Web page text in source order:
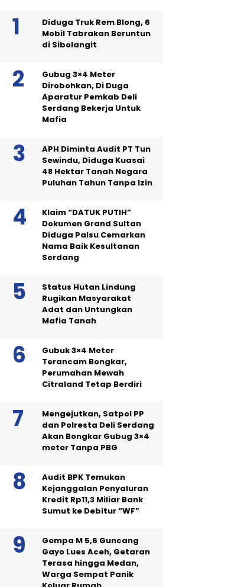
Diduga Truk Rem Blong, 6
Mobil Tabrakan Beruntun
di Sibolangit
Gubug 3×4 Meter
Dirobohkan, Di Duga
Aparatur Pemkab Deli
Serdang Bekerja Untuk
Mafia
APH Diminta Audit PT Tun
Sewindu, Diduga Kuasai
48 Hektar Tanah Negara
Puluhan Tahun Tanpa Izin
Klaim “DATUK PUTIH”
Dokumen Grand Sultan
Diduga Palsu Cemarkan
Nama Baik Kesultanan
Serdang
Status Hutan Lindung
Rugikan Masyarakat
Adat dan Untungkan
Mafia Tanah
Gubuk 3×4 Meter
Terancam Bongkar,
Perumahan Mewah
Citraland Tetap Berdiri
Mengejutkan, Satpol PP
dan Polresta Deli Serdang
Akan Bongkar Gubug 3×4
meter Tanpa PBG
Audit BPK Temukan
Kejanggalan Penyaluran
Kredit Rp11,3 Miliar Bank
Sumut ke Debitur “WF”
Gempa M 5,6 Guncang
Gayo Lues Aceh, Getaran
Terasa hingga Medan,
Warga Sempat Panik